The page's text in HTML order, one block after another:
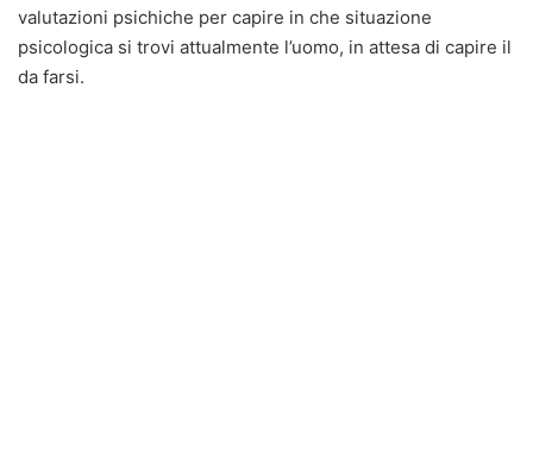
valutazioni psichiche per capire in che situazione
psicologica si trovi attualmente l’uomo, in attesa di capire il
da farsi.